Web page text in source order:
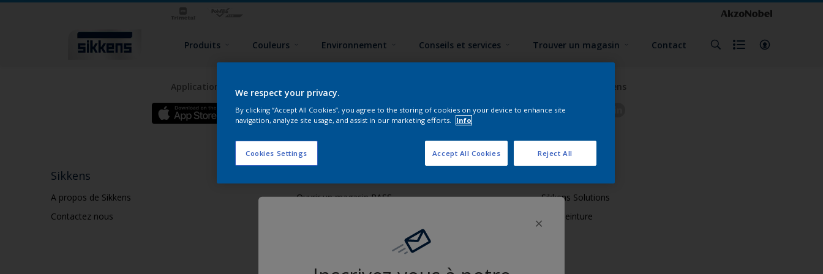
Produits Couleurs Environnement Conseils et services Trouver un magasin Contact
Application Sikkens Expert Suivez Sikkens
Sikkens
A propos de Sikkens
Contactez nous
Ouvrir un magasin PASS
Sikkens Solutions
Wiki Peinture
We respect your privacy.
By clicking “Accept All Cookies”, you agree to the storing of cookies on your device to enhance site
navigation, analyze site usage, and assist in our marketing efforts.
Info
Cookies Settings Reject All
Accept All Cookies